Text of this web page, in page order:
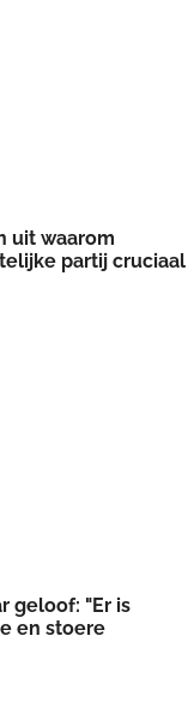
uit waarom
partij cruciaal
geloof: "Er is
en stoere